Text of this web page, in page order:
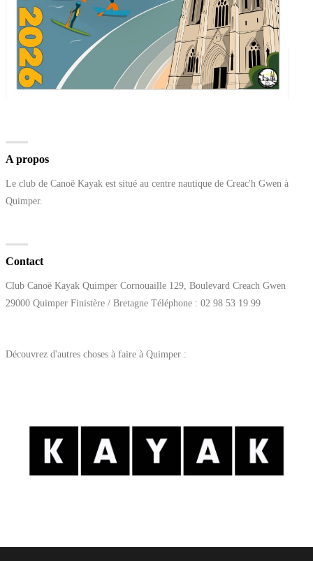
A propos
Le club de Canoë Kayak est situé au centre nautique de Creac'h Gwen à
Quimper.
Contact
Club Canoë Kayak Quimper Cornouaille 129, Boulevard Creach Gwen
29000 Quimper Finistère / Bretagne Téléphone : 02 98 53 19 99
Découvrez d'autres choses à faire à Quimper :